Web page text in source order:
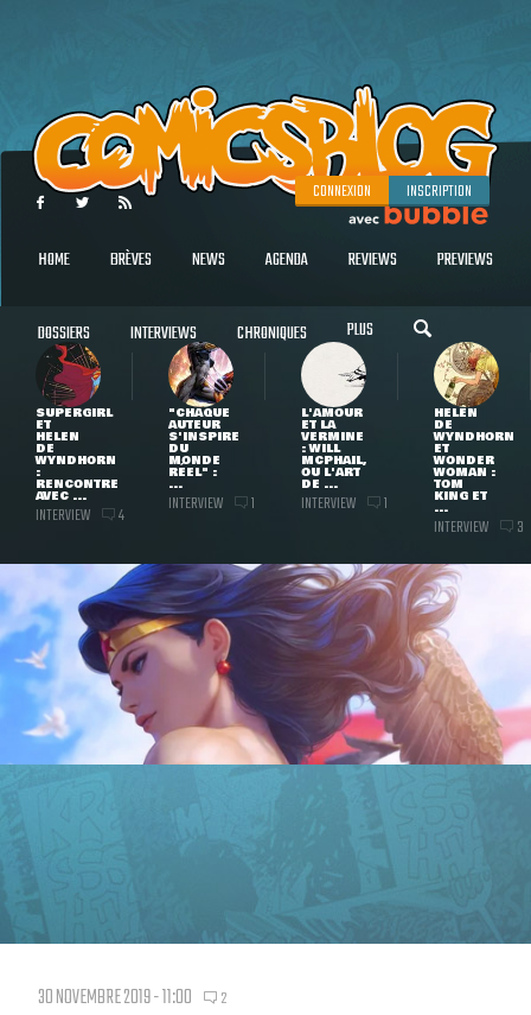
CONNEXION INSCRIPTION
HOME BRÈVES NEWS AGENDA REVIEWS PREVIEWS
DOSSIERS INTERVIEWS CHRONIQUES PLUS
SUPERGIRL
ET
HELEN
DE
WYNDHORN
:
RENCONTRE
AVEC ...
INTERVIEW 4
"CHAQUE
AUTEUR
S'INSPIRE
DU
MONDE
RÉEL" :
...
INTERVIEW 1
L'AMOUR
ET LA
VERMINE
: WILL
MCPHAIL,
OU L'ART
DE ...
INTERVIEW 1
HELEN
DE
WYNDHORN
ET
WONDER
WOMAN :
TOM
KING ET
...
INTERVIEW 3
30 NOVEMBRE 2019 - 11:00 2